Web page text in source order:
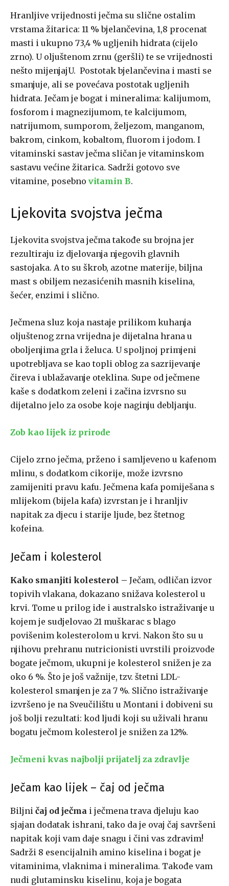
Hranljive vrijednosti ječma su slične ostalim
vrstama žitarica: 11 % bjelančevina, 1,8 procenat
masti i ukupno 73,4 % ugljenih hidrata (cijelo
zrno). U oljuštenom zrnu (geršli) te se vrijednosti
nešto mijenjajU. Postotak bjelančevina i masti se
smanjuje, ali se povećava postotak ugljenih
hidrata. Ječam je bogat i mineralima: kalijumom,
fosforom i magnezijumom, te kalcijumom,
natrijumom, sumporom, željezom, manganom,
bakrom, cinkom, kobaltom, fluorom i jodom. I
vitaminski sastav ječma sličan je vitaminskom
sastavu većine žitarica. Sadrži gotovo sve
vitamine, posebno vitamin B.
Ljekovita svojstva ječma
Ljekovita svojstva ječma takođe su brojna jer
rezultiraju iz djelovanja njegovih glavnih
sastojaka. A to su škrob, azotne materije, biljna
mast s obiljem nezasićenih masnih kiselina,
šećer, enzimi i slično.
Ječmena sluz koja nastaje prilikom kuhanja
oljuštenog zrna vrijedna je dijetalna hrana u
oboljenjima grla i želuca. U spoljnoj primjeni
upotrebljava se kao topli oblog za sazrijevanje
čireva i ublažavanje oteklina. Supe od ječmene
kaše s dodatkom zeleni i začina izvrsno su
dijetalno jelo za osobe koje naginju debljanju.
Zob kao lijek iz prirode
Cijelo zrno ječma, prženo i samljeveno u kafenom
mlinu, s dodatkom cikorije, može izvrsno
zamijeniti pravu kafu. Ječmena kafa pomiješana s
mlijekom (bijela kafa) izvrstan je i hranljiv
napitak za djecu i starije ljude, bez štetnog
kofeina.
Ječam i kolesterol
Kako smanjiti kolesterol – Ječam, odličan izvor
topivih vlakana, dokazano snižava kolesterol u
krvi. Tome u prilog ide i australsko istraživanje u
kojem je sudjelovao 21 muškarac s blago
povišenim kolesterolom u krvi. Nakon što su u
njihovu prehranu nutricionisti uvrstili proizvode
bogate ječmom, ukupni je kolesterol snižen je za
oko 6 %. Što je još važnije, tzv. štetni LDL-
kolesterol smanjen je za 7 %. Slično istraživanje
izvršeno je na Sveučilištu u Montani i dobiveni su
još bolji rezultati: kod ljudi koji su uživali hranu
bogatu ječmom kolesterol je snižen za 12%.
Ječmeni kvas najbolji prijatelj za zdravlje
Ječam kao lijek – čaj od ječma
Biljni čaj od ječma i ječmena trava djeluju kao
sjajan dodatak ishrani, tako da je ovaj čaj savršeni
napitak koji vam daje snagu i čini vas zdravim!
Sadrži 8 esencijalnih amino kiselina i bogat je
vitaminima, vlaknima i mineralima. Takođe vam
nudi glutaminsku kiselinu, koja je bogata